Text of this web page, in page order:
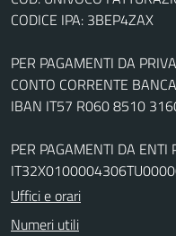
CODICE IPA: 3BEP4ZAX
PER PAGAMENTI DA
CONTO CORRENTE
IBAN IT57 R060 8510
PER PAGAMENTI DA ENTI
Uffici e orari
Numeri utili